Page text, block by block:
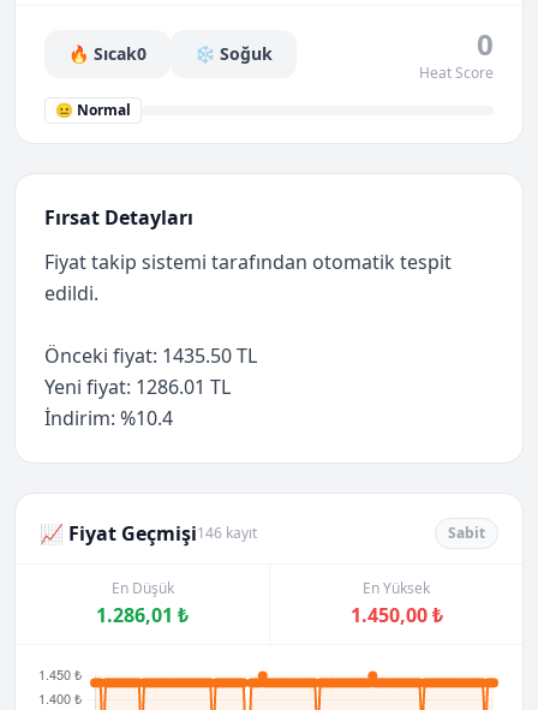
🔥 Sıcak0 ❄️ Soğuk 0
Heat Score
😐 Normal
Fırsat Detayları
Fiyat takip sistemi tarafından otomatik tespit
edildi.
Önceki fiyat: 1435.50 TL
Yeni fiyat: 1286.01 TL
İndirim: %10.4
📈 Fiyat Geçmişi146 kayıt Sabit
En Düşük
1.286,01 ₺
En Yüksek
1.450,00 ₺